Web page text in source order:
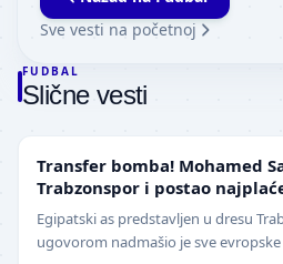
Sve vesti na početnoj
FUDBAL
Slične vesti
Transfer bomba! Mohamed
Trabzonspor i postao
Egipatski as predstavljen u dresu
ugovorom nadmašio je sve